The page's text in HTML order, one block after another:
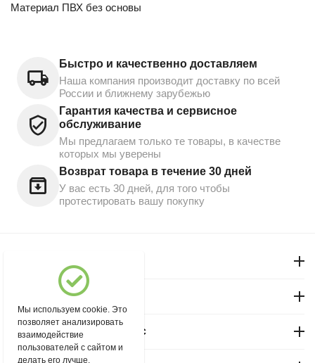
Материал ПВХ без основы
Быстро и качественно доставляем
Наша компания производит доставку по всей
России и ближнему зарубежью
Гарантия качества и сервисное
обслуживание
Мы предлагаем только те товары, в качестве
которых мы уверены
Возврат товара в течение 30 дней
У вас есть 30 дней, для того чтобы
протестировать вашу покупку
Магазин "Северный"
Покупательский сервис
Мы используем cookie. Это
позволяет анализировать
взаимодействие
пользователей с сайтом и
делать его лучше.